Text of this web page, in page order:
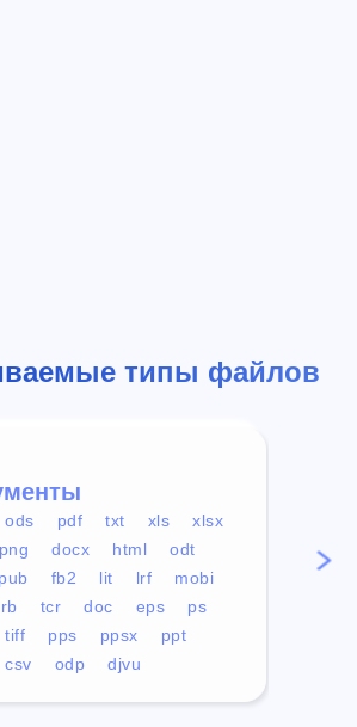
типы файлов
ods pdf txt xls
xlsx
png docx html
odt
fb2 lit lrf
mobi
rb tcr doc eps
ps
tiff pps ppsx
ppt
csv odp djvu
mp4